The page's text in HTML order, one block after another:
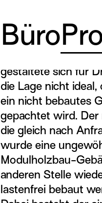
Büro
Den idealen Platz
gestaltete sich für
die Lage nicht
ein nicht bebautes
gepachtet wird.
die gleich nach
wurde eine
Modulholzbau-
anderen Stelle
lastenfrei bebaut